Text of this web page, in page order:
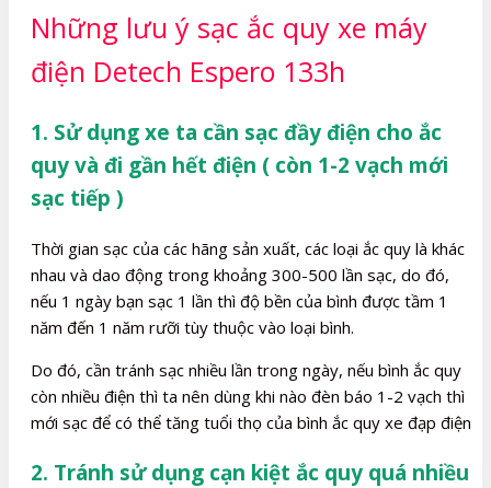
Những lưu ý sạc ắc quy xe máy
điện Detech Espero 133h
1. Sử dụng xe ta cần sạc đầy điện cho ắc
quy và đi gần hết điện ( còn 1-2 vạch mới
sạc tiếp )
Thời gian sạc của các hãng sản xuất, các loại ắc quy là khác
nhau và dao động trong khoảng 300-500 lần sạc, do đó,
nếu 1 ngày bạn sạc 1 lần thì độ bền của bình được tầm 1
năm đến 1 năm rưỡi tùy thuộc vào loại bình.
Do đó, cần tránh sạc nhiều lần trong ngày, nếu bình ắc quy
còn nhiều điện thì ta nên dùng khi nào đèn báo 1-2 vạch thì
mới sạc để có thể tăng tuổi thọ của bình ắc quy xe đạp điện
2. Tránh sử dụng cạn kiệt ắc quy quá nhiều